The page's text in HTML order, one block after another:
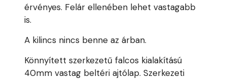
érvényes. Felár ellenében lehet vastagabb
is.
A kilincs nincs benne az árban.
Könnyített szerkezetű falcos kialakítású
40mm vastag beltéri ajtólap. Szerkezeti